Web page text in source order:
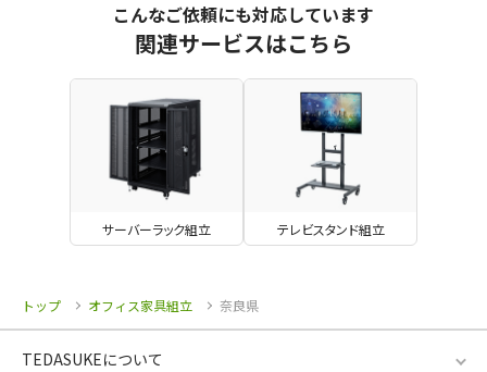
こんなご依頼にも対応しています
関連サービスはこちら
サーバーラック組立 テレビスタンド組立
トップ オフィス家具組立 奈良県
TEDASUKEについて